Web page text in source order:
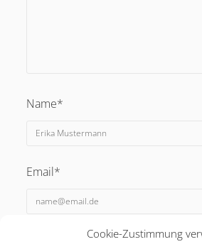
Cookie-Zustimmung
Name*
Email*